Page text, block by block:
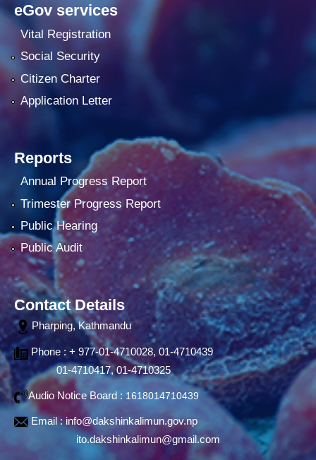
eGov services
Vital Registration
Social Security
Citizen Charter
Application Letter
Reports
Annual Progress Report
Trimester Progress Report
Public Hearing
Public Audit
Contact Details
Pharping, Kathmandu
Phone : + 977-01-4710028, 01-4710439
01-4710417, 01-4710325
Audio Notice Board : 1618014710439
Email :info@dakshinkalimun.gov.np
ito.dakshinkalimun@gmail.com